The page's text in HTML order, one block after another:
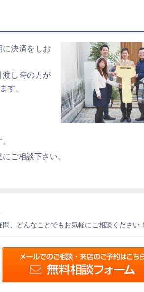
に決済をしお
渡し時の万が
す。
ご相談下さい。
、どんなことでもお気軽にご相談ください！